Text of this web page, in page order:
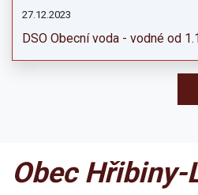
27.12.2023
DSO Obecní voda - vodné od
Obec Hřibiny-